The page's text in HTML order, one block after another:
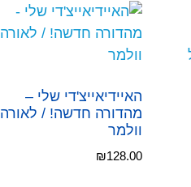
האיידיאייצ'די שלי –
מהדורה חדשה! / לאורה
וולמר
₪128.00